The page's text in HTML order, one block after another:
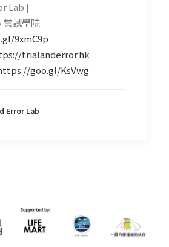
Lab |
嘗試學院
9xmC9p
trialanderror.hk
goo.gl/KsVwg
Error Lab